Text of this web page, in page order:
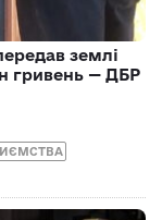
землі
гривень — ДБР